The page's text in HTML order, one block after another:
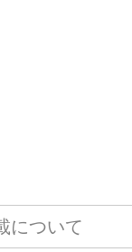
について